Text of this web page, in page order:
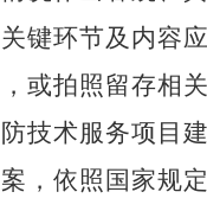
键环节及内容
或拍照留存相
技术服务项目
，依照国家规